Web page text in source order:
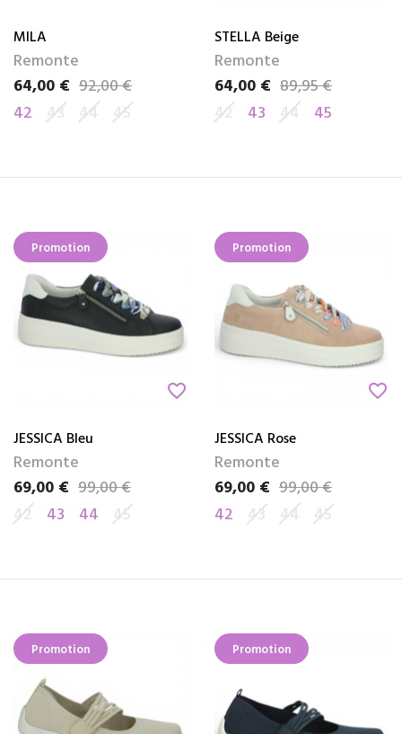
MILA
Remonte
Prix
64,00 €
Prix de base92,00 €
42 43 44 45
STELLA Beige
Remonte
Prix
64,00 €
Prix de base89,95 €
42
43 44 45
Promotion
favorite_border
JESSICA Bleu
Remonte
Prix
69,00 €
Prix de base99,00 €
42
43 44 45
Promotion
favorite_border
JESSICA Rose
Remonte
Prix
69,00 €
Prix de base99,00 €
42 43 44 45
Promotion Promotion